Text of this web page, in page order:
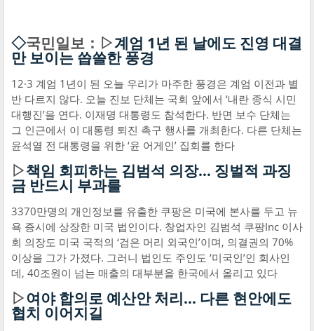
◇국민일보：▷계엄 1년 된 날에도 진영 대결
만 보이는 씁쓸한 풍경
12·3 계엄 1년이 된 오늘 우리가 마주한 풍경은 계엄 이전과 별
반 다르지 않다. 오늘 진보 단체는 국회 앞에서 ‘내란 종식 시민
대행진’을 연다. 이재명 대통령도 참석한다. 반면 보수 단체는
그 인근에서 이 대통령 퇴진 촉구 행사를 개최한다. 다른 단체는
윤석열 전 대통령을 위한 ‘윤 어게인’ 집회를 한다
▷책임 회피하는 김범석 의장… 징벌적 과징
금 반드시 부과를
3370만명의 개인정보를 유출한 쿠팡은 미국에 본사를 두고 뉴
욕 증시에 상장한 미국 법인이다. 창업자인 김범석 쿠팡Inc 이사
회 의장도 미국 국적의 ‘검은 머리 외국인’이며, 의결권의 70%
이상을 그가 가졌다. 그러니 법인도 주인도 ‘미국인’인 회사인
데, 40조원이 넘는 매출의 대부분을 한국에서 올리고 있다
▷여야 합의로 예산안 처리… 다른 현안에도
협치 이어지길